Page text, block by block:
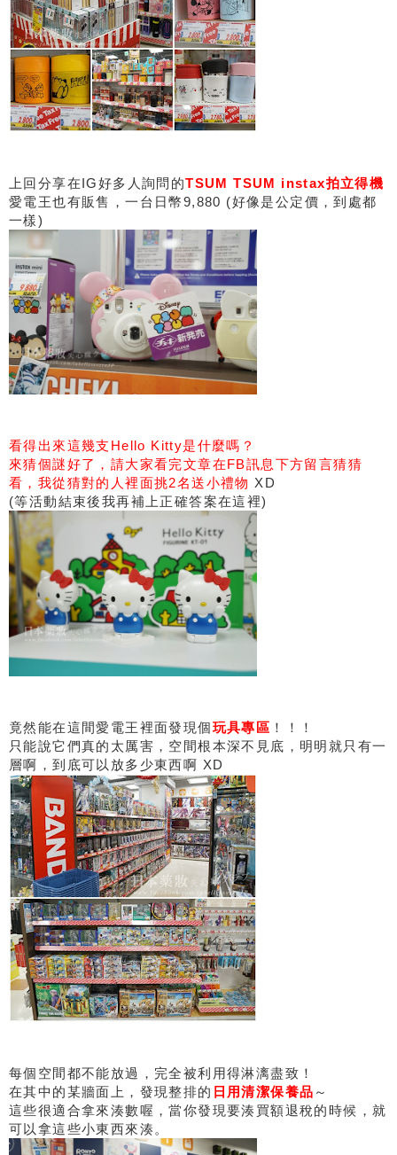
上回分享在IG好多人詢問的TSUM TSUM instax拍立得機
愛電王也有販售，一台日幣9,880 (好像是公定價，到處都
一樣)
看得出來這幾支Hello Kitty是什麼嗎？
來猜個謎好了，請大家看完文章在FB訊息下方留言猜猜
看，我從猜對的人裡面挑2名送小禮物 XD
(等活動結束後我再補上正確答案在這裡)
竟然能在這間愛電王裡面發現個玩具專區 ！！！
只能說它們真的太厲害，空間根本深不見底，明明就只有一
層啊，到底可以放多少東西啊 XD
每個空間都不能放過，完全被利用得淋漓盡致！
在其中的某牆面上，發現整排的 日用清潔保養品 ～
這些很適合拿來湊數喔，當你發現要湊買額退稅的時候，就
可以拿這些小東西來湊。